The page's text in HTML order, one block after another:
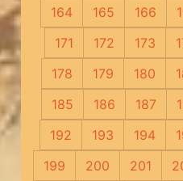
164
165 166
171
172 173
178
179 180
185
186 187
192
193 194
199
200 201